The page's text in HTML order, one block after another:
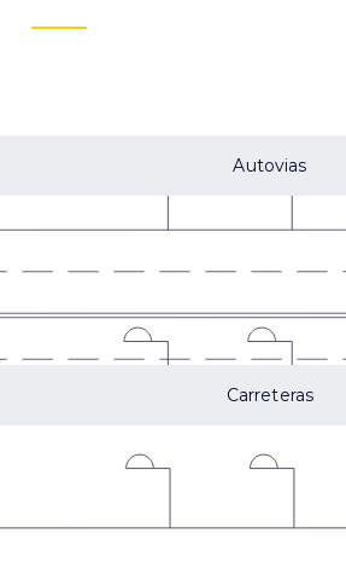
Autovias
Carreteras